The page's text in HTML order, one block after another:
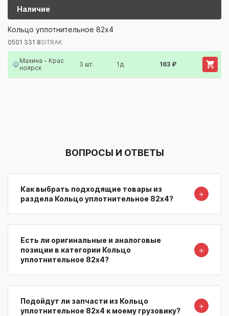
Наличие
Артикул/Бренд
0501 331 8SITRAK
Кольцо уплотнительное 82х4
0501 331 8SITRAK
Махина - Крас
ноярск
3 шт. 1д 163 ₽
ВОПРОСЫ И ОТВЕТЫ
Как выбрать подходящие товары из
раздела Кольцо уплотнительное 82х4?
＋
Есть ли оригинальные и аналоговые
позиции в категории Кольцо
уплотнительное 82х4?
＋
Подойдут ли запчасти из Кольцо
уплотнительное 82х4 к моему грузовику?
＋